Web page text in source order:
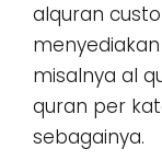
alquran
misalnya al
quran per
sebagainya.